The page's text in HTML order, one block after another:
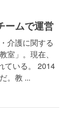
ームで運営
介護に関する
室」。現在、
ている。 2014
。教 ...